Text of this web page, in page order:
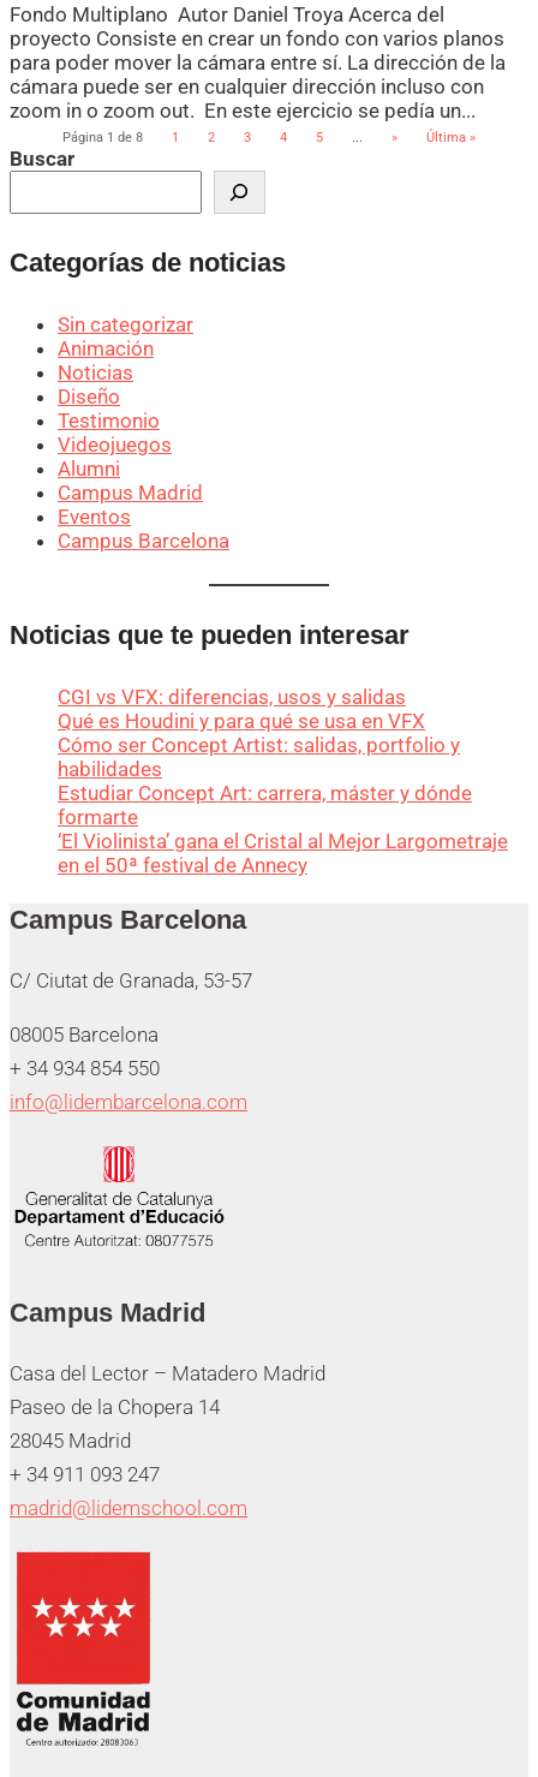
Fondo Multiplano Autor Daniel Troya Acerca del
proyecto Consiste en crear un fondo con varios planos
para poder mover la cámara entre sí. La dirección de la
cámara puede ser en cualquier dirección incluso con
zoom in o zoom out. En este ejercicio se pedía un...
Página 1 de 8 1 2 3 4 5 » Última »
Buscar
Categorías de noticias
Sin categorizar
Animación
Noticias
Diseño
Testimonio
Videojuegos
Alumni
Campus Madrid
Eventos
Campus Barcelona
Noticias que te pueden interesar
CGI vs VFX: diferencias, usos y salidas
Qué es Houdini y para qué se usa en VFX
Cómo ser Concept Artist: salidas, portfolio y
habilidades
Estudiar Concept Art: carrera, máster y dónde
formarte
‘El Violinista’ gana el Cristal al Mejor Largometraje
en el 50ª festival de Annecy
Campus Barcelona
C/ Ciutat de Granada, 53-57
08005 Barcelona
+ 34 934 854 550
info@lidembarcelona.com
Campus Madrid
Casa del Lector – Matadero Madrid
Paseo de la Chopera 14
28045 Madrid
+ 34 911 093 247
madrid@lidemschool.com